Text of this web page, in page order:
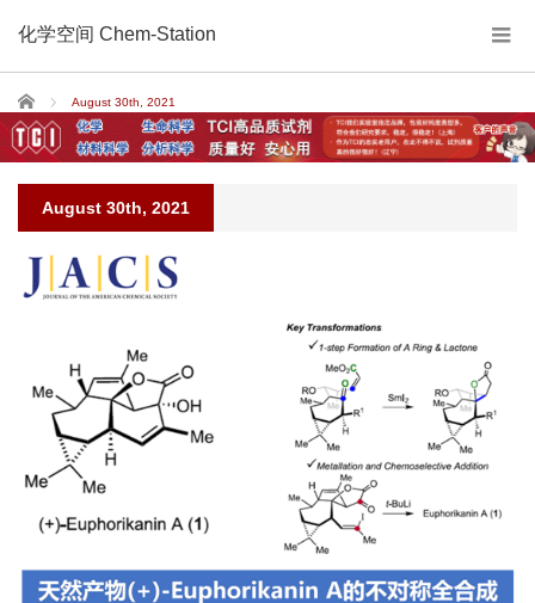
化学空间 Chem-Station
Home August 30th, 2021
August 30th, 2021